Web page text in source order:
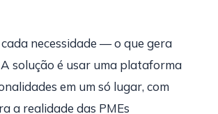
necessidade — o que gera
solução é usar uma plataforma
em um só lugar, com
a realidade das PMEs